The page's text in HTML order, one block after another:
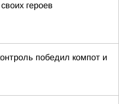
героев
победил компот и